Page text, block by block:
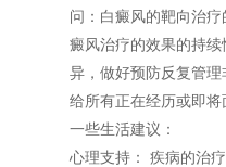
问：白癜风的靶向治
癜风治疗的效果的持
异，做好预防反复管理
给所有正在经历或即
一些生活建议：
心理支持： 疾病的治